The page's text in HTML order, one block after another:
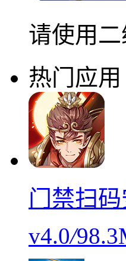
请使用
热门应用
门禁扫
v4.0/